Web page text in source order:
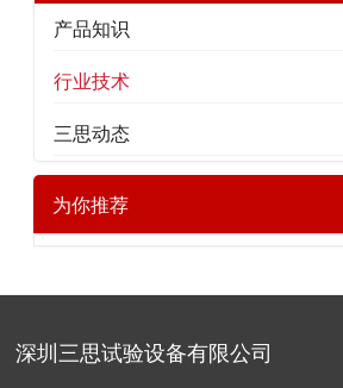
产品知识
行业技术
三思动态
为你推荐
深圳三思试验设备有限公司